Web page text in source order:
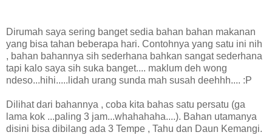
Dirumah saya sering banget sedia bahan bahan makanan
yang bisa tahan beberapa hari. Contohnya yang satu ini nih
, bahan bahannya sih sederhana bahkan sangat sederhana
tapi kalo saya sih suka banget.... maklum deh wong
ndeso...hihi.....lidah urang sunda mah susah deehhh.... :P
Dilihat dari bahannya , coba kita bahas satu persatu (ga
lama kok ...paling 3 jam...whahahaha....). Bahan utamanya
disini bisa dibilang ada 3 Tempe , Tahu dan Daun Kemangi.